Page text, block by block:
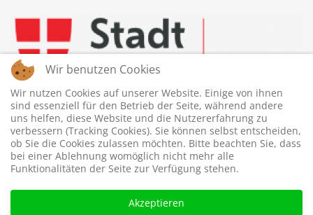
Wir benutzen Cookies
Wir nutzen Cookies auf unserer Website. Einige von ihnen
sind essenziell für den Betrieb der Seite, während andere
uns helfen, diese Website und die Nutzererfahrung zu
verbessern (Tracking Cookies). Sie können selbst entscheiden,
ob Sie die Cookies zulassen möchten. Bitte beachten Sie, dass
bei einer Ablehnung womöglich nicht mehr alle
Funktionalitäten der Seite zur Verfügung stehen.
Akzeptieren